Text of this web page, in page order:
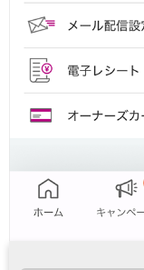
高知県
九州・沖縄
福岡県
熊本県
宮崎県
鹿児島県
ATM
ATMサービス
ATM検索